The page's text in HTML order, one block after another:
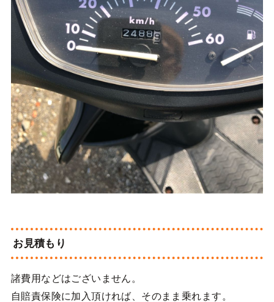
お見積もり
諸費用などはございません。
自賠責保険に加入頂ければ、そのまま乗れます。